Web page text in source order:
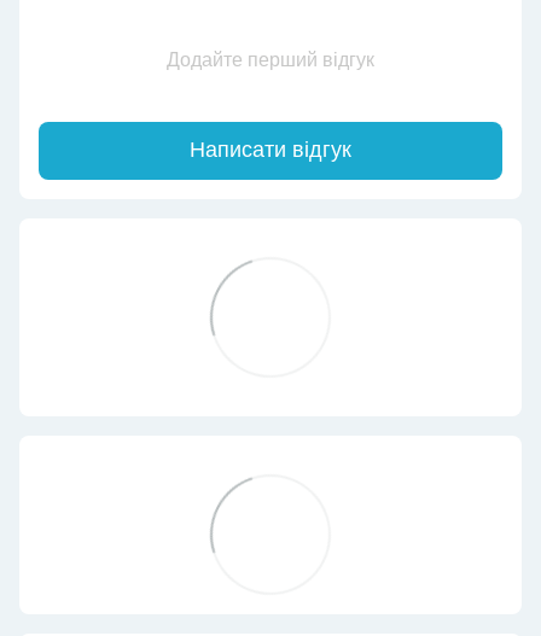
Додайте перший відгук
Написати відгук